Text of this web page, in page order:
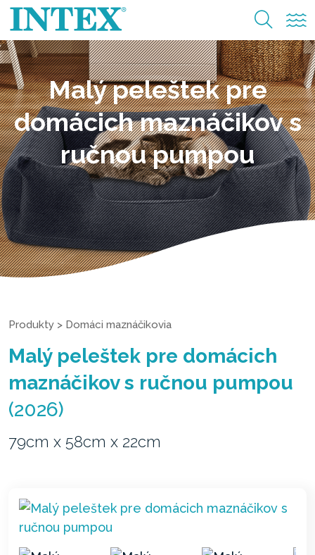
Malý peleštek pre
domácich maznáčikov s
ručnou pumpou
Produkty > Domáci maznáčikovia
Malý peleštek pre domácich
maznáčikov s ručnou pumpou
(2026)
79cm x 58cm x 22cm